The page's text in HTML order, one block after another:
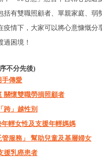
括有雙職照顧者、單親家庭、弱
疫情下，大家可以將心意慷慨分
困境！
不分先後)
手傳愛
關懷雙職勞損照顧者
跨」越性別
輕女性及支援年輕媽媽
服務」 幫助兒童及基層婦女
援乳癌患者